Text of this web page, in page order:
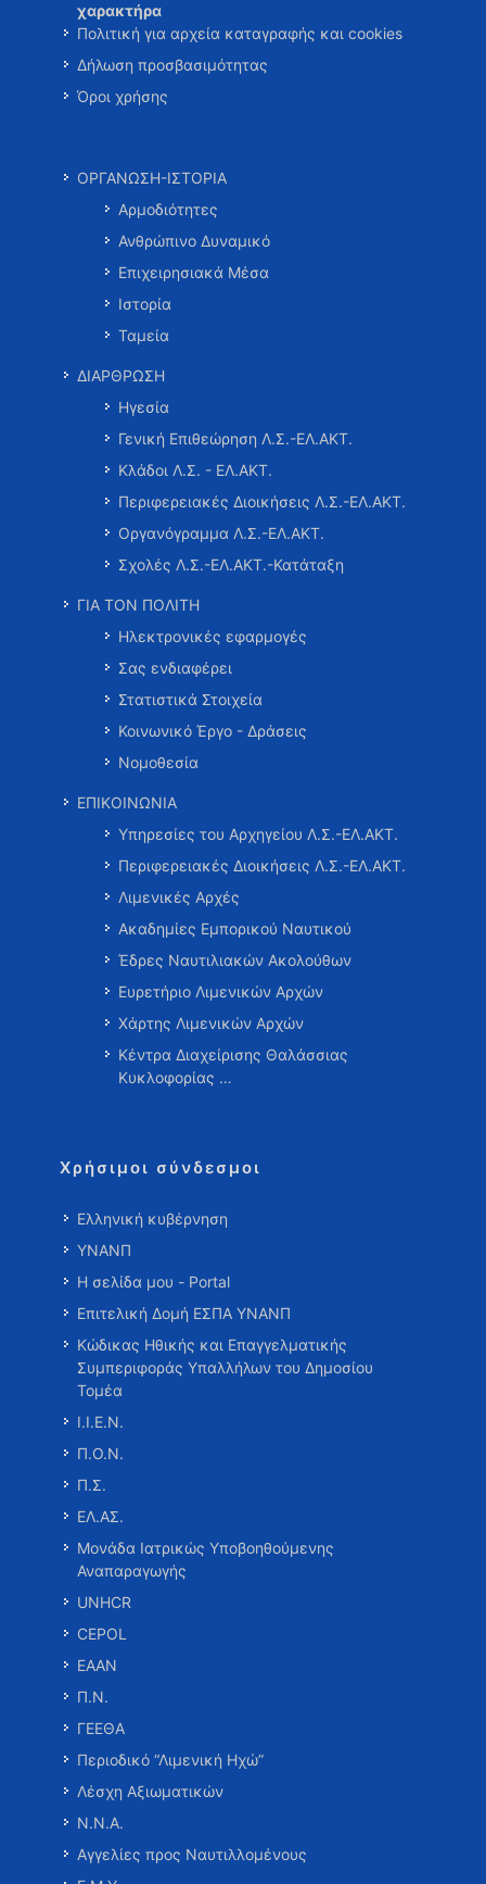
χαρακτήρα
Πολιτική για αρχεία καταγραφής και cookies
Δήλωση προσβασιμότητας
Όροι χρήσης
ΟΡΓΑΝΩΣΗ-ΙΣΤΟΡΙΑ
Αρμοδιότητες
Ανθρώπινο Δυναμικό
Επιχειρησιακά Μέσα
Ιστορία
Ταμεία
ΔΙΑΡΘΡΩΣΗ
Ηγεσία
Γενική Επιθεώρηση Λ.Σ.-ΕΛ.ΑΚΤ.
Κλάδοι Λ.Σ. - ΕΛ.ΑΚΤ.
Περιφερειακές Διοικήσεις Λ.Σ.-ΕΛ.ΑΚΤ.
Οργανόγραμμα Λ.Σ.-ΕΛ.ΑΚΤ.
Σχολές Λ.Σ.-ΕΛ.ΑΚΤ.-Κατάταξη
ΓΙΑ ΤΟΝ ΠΟΛΙΤΗ
Ηλεκτρονικές εφαρμογές
Σας ενδιαφέρει
Στατιστικά Στοιχεία
Κοινωνικό Έργο - Δράσεις
Νομοθεσία
ΕΠΙΚΟΙΝΩΝΙΑ
Υπηρεσίες του Αρχηγείου Λ.Σ.-ΕΛ.ΑΚΤ.
Περιφερειακές Διοικήσεις Λ.Σ.-ΕΛ.ΑΚΤ.
Λιμενικές Αρχές
Ακαδημίες Εμπορικού Ναυτικού
Έδρες Ναυτιλιακών Ακολούθων
Ευρετήριο Λιμενικών Αρχών
Χάρτης Λιμενικών Αρχών
Κέντρα Διαχείρισης Θαλάσσιας
Κυκλοφορίας …
Χρήσιμοι σύνδεσμοι
Ελληνική κυβέρνηση
ΥΝΑΝΠ
Η σελίδα μου - Portal
Επιτελική Δομή ΕΣΠΑ ΥΝΑΝΠ
Κώδικας Ηθικής και Επαγγελματικής
Συμπεριφοράς Υπαλλήλων του Δημοσίου
Τομέα
Ι.Ι.Ε.Ν.
Π.Ο.Ν.
Π.Σ.
ΕΛ.ΑΣ.
Μονάδα Ιατρικώς Υποβοηθούμενης
Αναπαραγωγής
UNHCR
CEPOL
ΕΑΑΝ
Π.Ν.
ΓΕΕΘΑ
Περιοδικό “Λιμενική Ηχώ”
Λέσχη Αξιωματικών
Ν.Ν.Α.
Αγγελίες προς Ναυτιλλομένους